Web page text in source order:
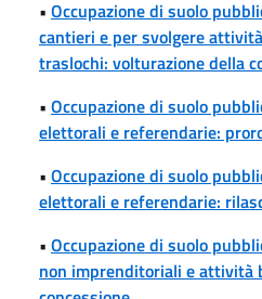
• Occupazione di suolo
cantieri e per svolgere
traslochi: volturazione della
• Occupazione di suolo
elettorali e referendarie:
• Occupazione di suolo
elettorali e referendarie:
• Occupazione di suolo
non imprenditoriali e attività